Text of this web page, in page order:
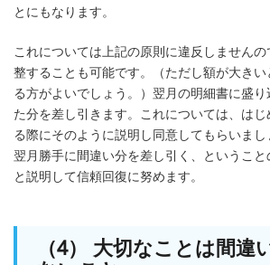
とにもなります。
これについては上記の原則に違反しません
整することも可能です。（ただし額が大き
る方がよいでしょう。）翌月の明細書に盛
た分を差し引きます。これについては、は
る際にそのように説明し同意してもらいま
翌月勝手に間違い分を差し引く、というこ
と説明して信頼回復に努めます。
（4） 大切なことは間違